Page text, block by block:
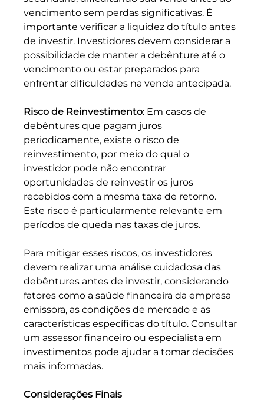
vencimento sem perdas significativas. É
importante verificar a liquidez do título antes
de investir. Investidores devem considerar a
possibilidade de manter a debênture até o
vencimento ou estar preparados para
enfrentar dificuldades na venda antecipada.
Risco de Reinvestimento: Em casos de
debêntures que pagam juros
periodicamente, existe o risco de
reinvestimento, por meio do qual o
investidor pode não encontrar
oportunidades de reinvestir os juros
recebidos com a mesma taxa de retorno.
Este risco é particularmente relevante em
períodos de queda nas taxas de juros.
Para mitigar esses riscos, os investidores
devem realizar uma análise cuidadosa das
debêntures antes de investir, considerando
fatores como a saúde financeira da empresa
emissora, as condições de mercado e as
características específicas do título. Consultar
um assessor financeiro ou especialista em
investimentos pode ajudar a tomar decisões
mais informadas.
Considerações Finais